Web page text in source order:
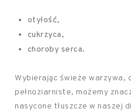
otyłość,
cukrzyca,
choroby serca.
Wybierając świeże warzywa,
pełnoziarniste, możemy
nasycone tłuszcze w naszej